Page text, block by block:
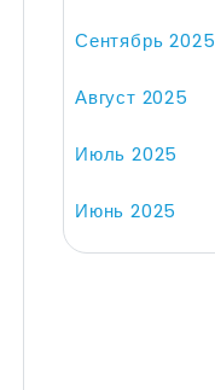
Сентябрь 2025
Август 2025
Июль 2025
Июнь 2025